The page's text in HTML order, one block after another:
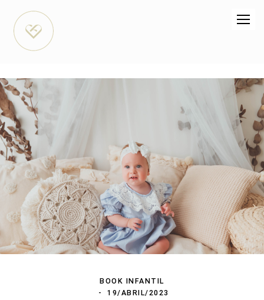
BOOK INFANTIL
19/ABRIL/2023